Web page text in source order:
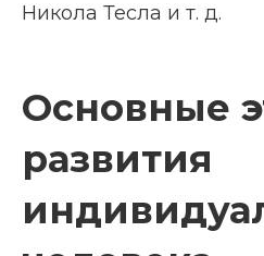
Никола Тесла и т. д.
Основные
развития